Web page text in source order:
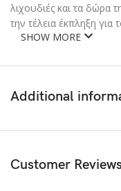
λιχουδιές και τα δώρα
την τέλεια έκπληξη για
SHOW MORE
Additional
Customer Reviews